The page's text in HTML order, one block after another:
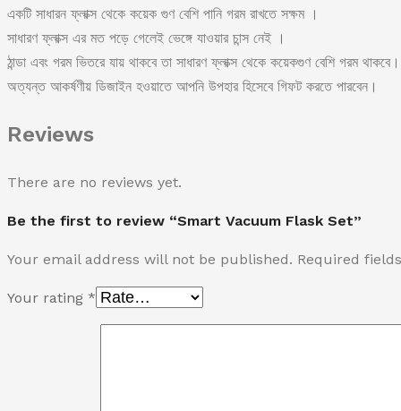
একটি সাধারন ফ্লাক্স থেকে কয়েক গুণ বেশি পানি গরম রাখতে সক্ষম ।
সাধারণ ফ্লাক্স এর মত পড়ে গেলেই ভেঙ্গে যাওয়ার চান্স নেই ।
ঠান্ডা এবং গরম ভিতরে যায় থাকবে তা সাধারণ ফ্লাক্স থেকে কয়েকগুণ বেশি গরম থাকবে।
অত্যন্ত আকর্ষণীয় ডিজাইন হওয়াতে আপনি উপহার হিসেবে গিফট করতে পারবেন।
Reviews
There are no reviews yet.
Be the first to review “Smart Vacuum Flask Set”
Your email address will not be published. Required
Your rating *